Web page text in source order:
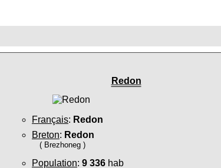
Redon
Français: Redon
Breton: Redon
( Brezhoneg )
Population: 9 336 hab